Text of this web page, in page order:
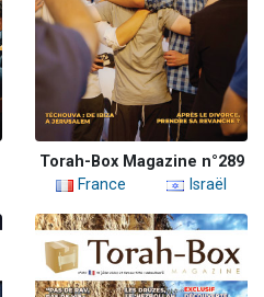
Torah-Box Magazine n°289
France
Israël